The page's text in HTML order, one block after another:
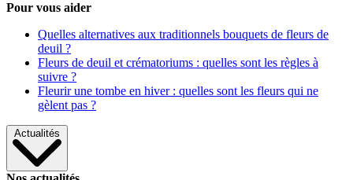
Pour vous aider
Quelles alternatives aux traditionnels bouquets de fleurs de
deuil ?
Fleurs de deuil et crématoriums : quelles sont les règles à
suivre ?
Fleurir une tombe en hiver : quelles sont les fleurs qui ne
gèlent pas ?
Actualités